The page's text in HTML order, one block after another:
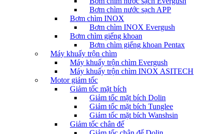
Bơm chìm nước sạch APP
Bơm chìm INOX
Bơm chìm INOX Evergush
Bơm chìm giếng khoan
Bơm chìm giếng khoan Pentax
Máy khuấy trộn chìm
Máy khuấy trộn chìm Evergush
Máy khuấy trộn chìm INOX ASITECH
Motor giảm tốc
Giảm tốc mặt bích
Giảm tốc mặt bích Dolin
Giảm tốc mặt bích Tunglee
Giảm tốc mặt bích Wanshsin
Giảm tốc chân đế